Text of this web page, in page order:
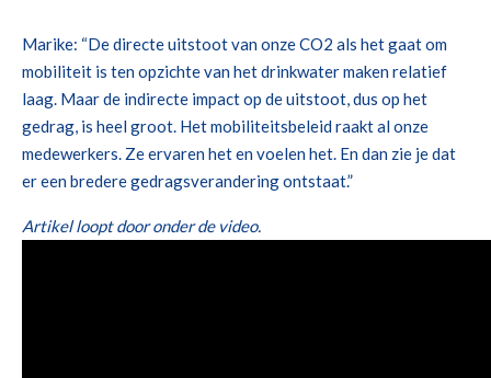
Marike: “De directe uitstoot van onze CO2 als het gaat om
mobiliteit is ten opzichte van hetdrinkwater maken relatief
laag. Maar de indirecte impact op de uitstoot, dus op het
gedrag, is heel groot. Het mobiliteitsbeleid raakt al onze
medewerkers. Ze ervaren het en voelen het. En dan zie je dat
er een bredere gedragsverandering ontstaat.”
Artikel loopt door onder de video.